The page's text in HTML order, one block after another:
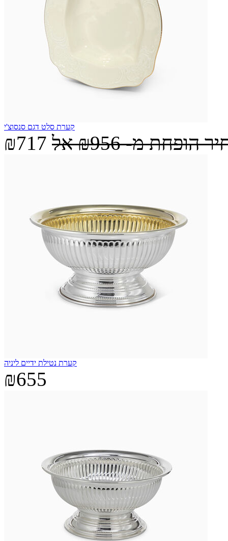
קערת סלט דגם סנסוצ'י
₪717 הופחת מ-₪956 אל
קערת נטילת ידיים ליניה
₪655